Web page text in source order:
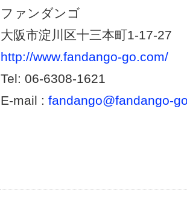
ファンダンゴ
大阪市淀川区十三本町1-17-27
http://www.fandango-go.com/
Tel: 06-6308-1621
E-mail : fandango@fandango-